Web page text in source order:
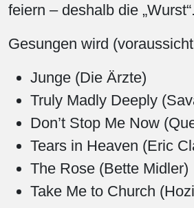
feiern – deshalb die „Wurst“.
Gesungen wird
Junge (Die Ärzte)
Truly Madly Deeply
Don’t Stop Me Now
Tears in Heaven (Eric
The Rose (Bette Midler)
Take Me to Church